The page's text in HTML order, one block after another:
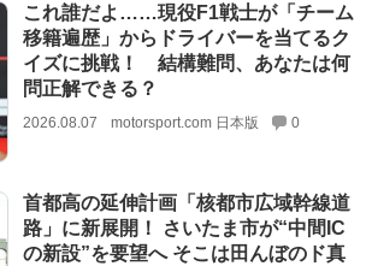
これ誰だよ……現役F1戦士が「チーム
移籍遍歴」からドライバーを当てるク
イズに挑戦！ 結構難問、あなたは何
問正解できる？
2026.08.07 motorsport.com 日本版 0
首都高の延伸計画「核都市広域幹線道
路」に新展開！ さいたま市が“中間IC
の新設”を要望へ そこは田んぼのド真